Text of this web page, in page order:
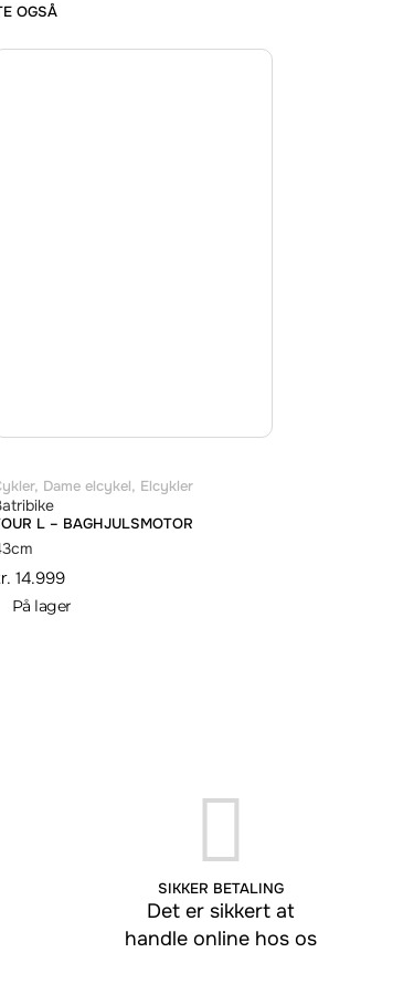
OGSÅ
, Dame elcykel, Elcykler
L – BAGHJULSMOTOR
14.999
På lager
SIKKER BETALING
Det er sikkert at
handle online hos os